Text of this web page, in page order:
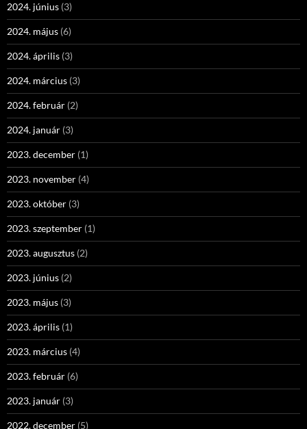
2024. június (3)
2024. május (6)
2024. április (3)
2024. március (3)
2024. február (2)
2024. január (3)
2023. december (1)
2023. november (4)
2023. október (3)
2023. szeptember (1)
2023. augusztus (2)
2023. június (2)
2023. május (3)
2023. április (1)
2023. március (4)
2023. február (6)
2023. január (3)
2022. december (5)